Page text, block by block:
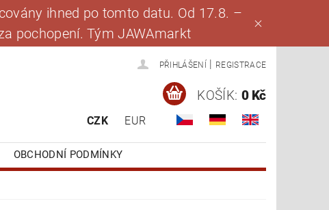
ihned po tomto datu. Od 17.8. –
pochopení. Tým JAWAmarkt
PŘIHLÁŠENÍ REGISTRACE
CZK EUR
KOŠÍK: 0 Kč
OBCHODNÍ PODMÍNKY